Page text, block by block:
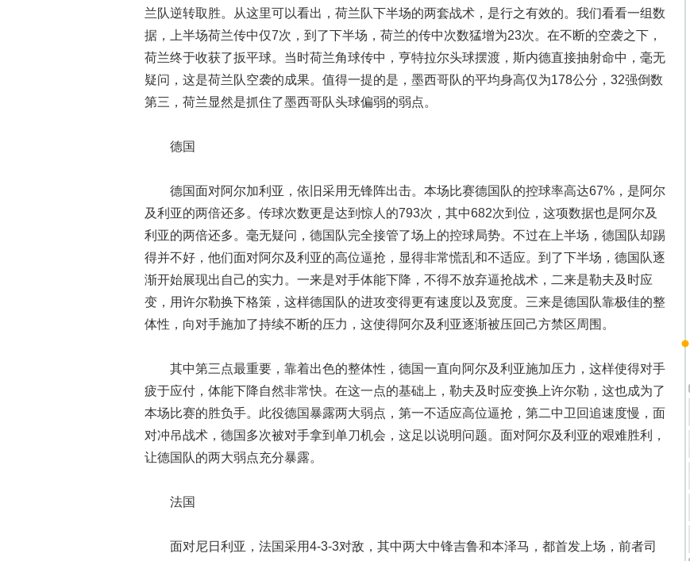
兰队逆转取胜。从这里可以看出，荷兰队下半场的两套战术，是行之有效的。我们看看一组数
据，上半场荷兰传中仅7次，到了下半场，荷兰的传中次数猛增为23次。在不断的空袭之下，
荷兰终于收获了扳平球。当时荷兰角球传中，亨特拉尔头球摆渡，斯内德直接抽射命中，毫无
疑问，这是荷兰队空袭的成果。值得一提的是，墨西哥队的平均身高仅为178公分，32强倒数
第三，荷兰显然是抓住了墨西哥队头球偏弱的弱点。
德国
德国面对阿尔加利亚，依旧采用无锋阵出击。本场比赛德国队的控球率高达67%，是阿尔
及利亚的两倍还多。传球次数更是达到惊人的793次，其中682次到位，这项数据也是阿尔及
利亚的两倍还多。毫无疑问，德国队完全接管了场上的控球局势。不过在上半场，德国队却踢
得并不好，他们面对阿尔及利亚的高位逼抢，显得非常慌乱和不适应。到了下半场，德国队逐
渐开始展现出自己的实力。一来是对手体能下降，不得不放弃逼抢战术，二来是勒夫及时应
变，用许尔勒换下格策，这样德国队的进攻变得更有速度以及宽度。三来是德国队靠极佳的整
体性，向对手施加了持续不断的压力，这使得阿尔及利亚逐渐被压回己方禁区周围。
其中第三点最重要，靠着出色的整体性，德国一直向阿尔及利亚施加压力，这样使得对手
疲于应付，体能下降自然非常快。在这一点的基础上，勒夫及时应变换上许尔勒，这也成为了
本场比赛的胜负手。此役德国暴露两大弱点，第一不适应高位逼抢，第二中卫回追速度慢，面
对冲吊战术，德国多次被对手拿到单刀机会，这足以说明问题。面对阿尔及利亚的艰难胜利，
让德国队的两大弱点充分暴露。
法国
面对尼日利亚，法国采用4-3-3对敌，其中两大中锋吉鲁和本泽马，都首发上场，前者司